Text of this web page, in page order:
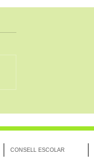
CONSELL ESCOLAR